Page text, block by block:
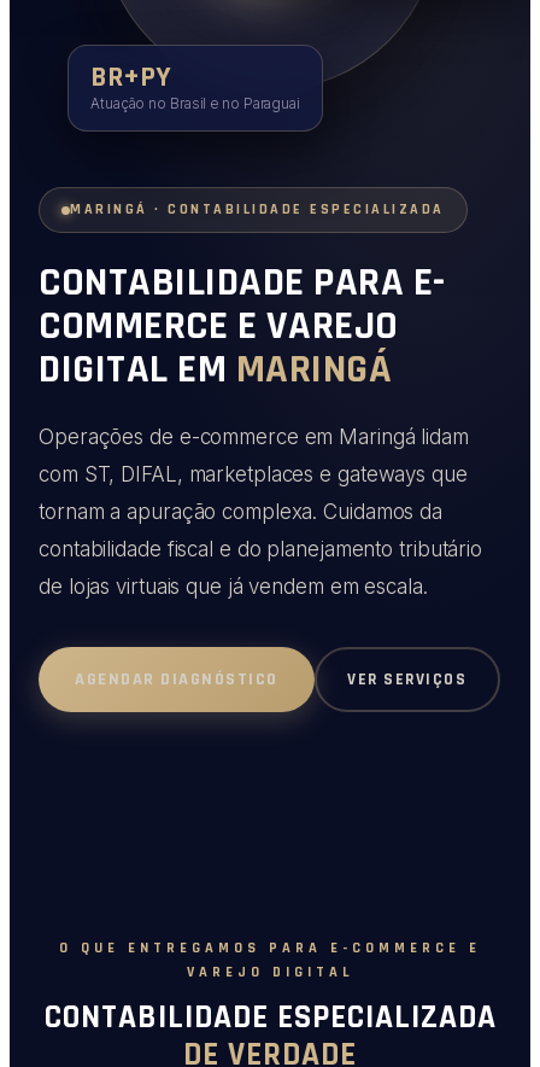
MARINGÁ · CONTABILIDADE ESPECIALIZADA
CONTABILIDADE PARA E-
COMMERCE E VAREJO
DIGITAL EM MARINGÁ
Operações de e-commerce em Maringá lidam
com ST, DIFAL, marketplaces e gateways que
tornam a apuração complexa. Cuidamos da
contabilidade fiscal e do planejamento tributário
de lojas virtuais que já vendem em escala.
AGENDAR DIAGNÓSTICO VER SERVIÇOS
BR+PY
Atuação no Brasil e no Paraguai
O QUE ENTREGAMOS PARA E-COMMERCE E
VAREJO DIGITAL
CONTABILIDADE ESPECIALIZADA
DE VERDADE